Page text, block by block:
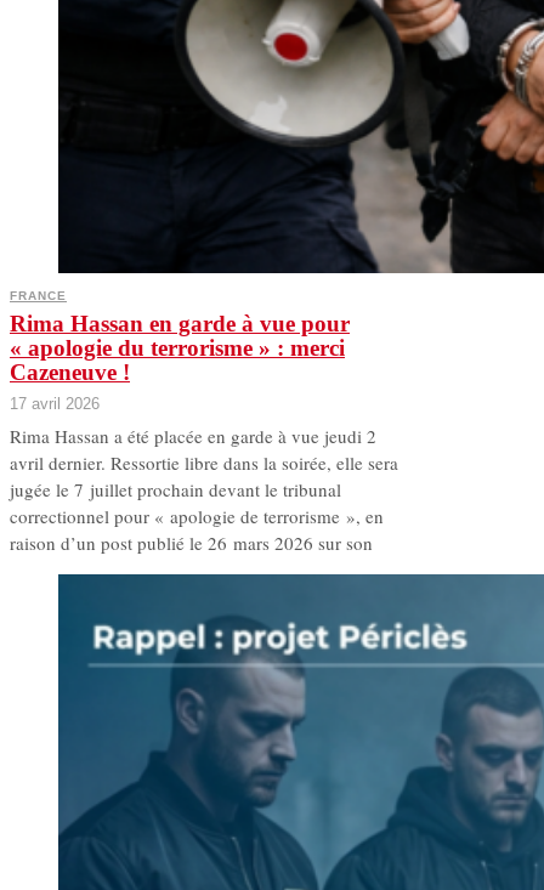
FRANCE
Rima Hassan en garde à vue pour
« apologie du terrorisme » : merci
Cazeneuve !
17 avril 2026
Rima Hassan a été placée en garde à vue jeudi 2
avril dernier. Ressortie libre dans la soirée, elle sera
jugée le 7 juillet prochain devant le tribunal
correctionnel pour « apologie de terrorisme », en
raison d’un post publié le 26 mars 2026 sur son